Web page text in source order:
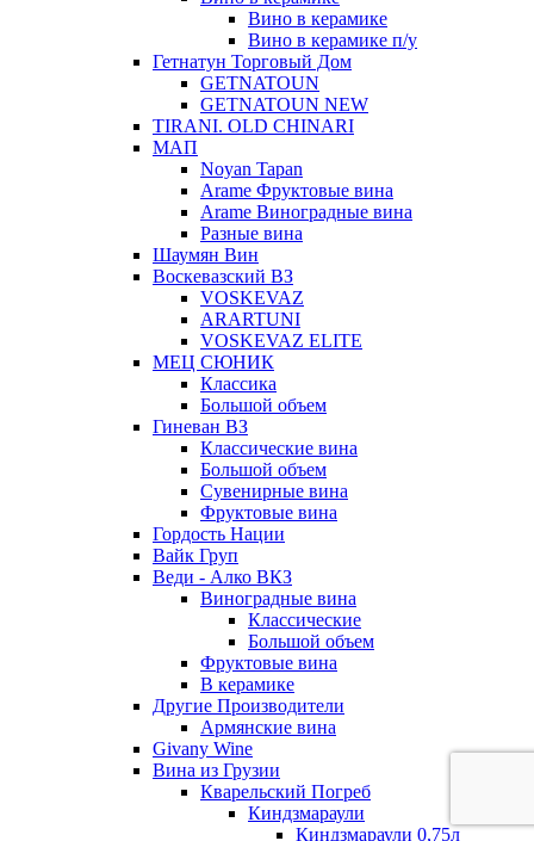
Вино в керамике
Вино в керамике п/у
Гетнатун Торговый Дом
GETNATOUN
GETNATOUN NEW
TIRANI. OLD CHINARI
МАП
Noyan Tapan
Arame Фруктовые вина
Arame Виноградные вина
Разные вина
Шаумян Вин
Воскевазский ВЗ
VOSKEVAZ
ARARTUNI
VOSKEVAZ ELITE
МЕЦ СЮНИК
Классика
Большой объем
Гиневан ВЗ
Классические вина
Большой объем
Сувенирные вина
Фруктовые вина
Гордость Нации
Вайк Груп
Веди - Алко ВКЗ
Виноградные вина
Классические
Большой объем
Фруктовые вина
В керамике
Другие Производители
Армянские вина
Givany Wine
Вина из Грузии
Кварельский Погреб
Киндзмараули
Киндзмараули 0,75л